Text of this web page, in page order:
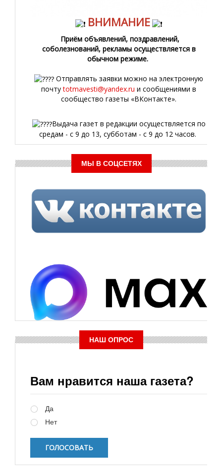
ВНИМАНИЕ
Приём объявлений, поздравлений,
соболезнований, рекламы осуществляется в
обычном режиме.
Отправлять заявки можно на электронную
почтуtotmavesti@yandex.ru и сообщениями в
сообщество газеты «ВКонтакте».
Выдача газет в редакции осуществляется по
средам - с 9 до 13, субботам - с 9 до 12 часов.
МЫ В СОЦСЕТЯХ
НАШ ОПРОС
Вам нравится наша газета?
Да
Нет